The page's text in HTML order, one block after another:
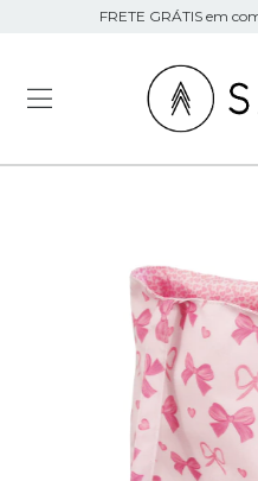
FRETE GRÁTIS em